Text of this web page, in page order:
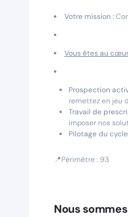
Votre mission :
Vous êtes au
Prospection
remettez en jeu
Travail de
imposer nos
Pilotage du
📍Périmètre : 93
Nous